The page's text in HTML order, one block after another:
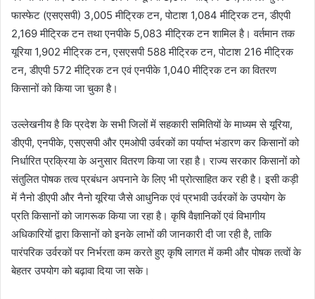
फास्फेट (एसएसपी) 3,005 मीट्रिक टन, पोटाश 1,084 मीट्रिक टन, डीएपी
2,169 मीट्रिक टन तथा एनपीके 5,083 मीट्रिक टन शामिल है। वर्तमान तक
यूरिया 1,902 मीट्रिक टन, एसएसपी 588 मीट्रिक टन, पोटाश 216 मीट्रिक
टन, डीएपी 572 मीट्रिक टन एवं एनपीके 1,040 मीट्रिक टन का वितरण
किसानों को किया जा चुका है।
उल्लेखनीय है कि प्रदेश के सभी जिलों में सहकारी समितियों के माध्यम से यूरिया,
डीएपी, एनपीके, एसएसपी और एमओपी उर्वरकों का पर्याप्त भंडारण कर किसानों को
निर्धारित प्रक्रिया के अनुसार वितरण किया जा रहा है। राज्य सरकार किसानों को
संतुलित पोषक तत्व प्रबंधन अपनाने के लिए भी प्रोत्साहित कर रही है। इसी कड़ी
में नैनो डीएपी और नैनो यूरिया जैसे आधुनिक एवं प्रभावी उर्वरकों के उपयोग के
प्रति किसानों को जागरूक किया जा रहा है। कृषि वैज्ञानिकों एवं विभागीय
अधिकारियों द्वारा किसानों को इनके लाभों की जानकारी दी जा रही है, ताकि
पारंपरिक उर्वरकों पर निर्भरता कम करते हुए कृषि लागत में कमी और पोषक तत्वों के
बेहतर उपयोग को बढ़ावा दिया जा सके।